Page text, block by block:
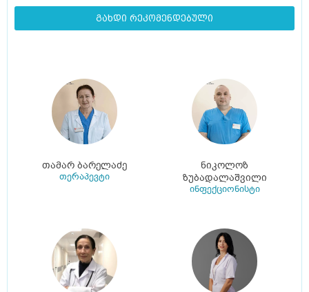
გახდი რეკომენდებული
თამარ ბარელაძე
თერაპევტი
ნიკოლოზ
ზუბადალაშვილი
ინფექციონისტი